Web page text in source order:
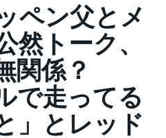
ペン父とメ
然トーク、
関係？
で走ってる
」とレッド